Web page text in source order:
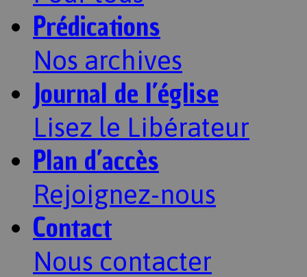
Prédications
Nos archives
Journal de l’église
Lisez le Libérateur
Plan d’accès
Rejoignez-nous
Contact
Nous contacter